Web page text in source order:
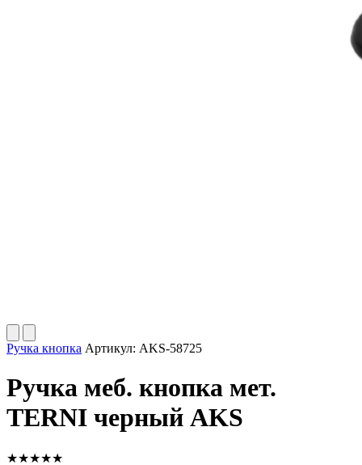
Ручка кнопка Артикул: AKS-58725
Ручка меб. кнопка мет.
TERNI черный AKS
★★★★★